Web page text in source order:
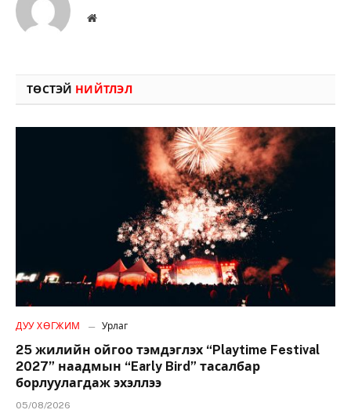
Вэбсайт
ТӨСТЭЙ НИЙТЛЭЛ
ДУУ ХӨГЖИМ Урлаг
25 жилийн ойгоо тэмдэглэх “Playtime Festival
2027” наадмын “Early Bird” тасалбар
борлуулагдаж эхэллээ
05/08/2026